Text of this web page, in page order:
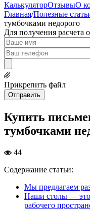
КалькуляторОтзывыО
Главная/Полезные
тумбочками недорого
Для получения расчета
Прикрепить файл
Отправить
Купить
тумбочками
44
Содержание статьи:
Мы предлагаем
Наши столы — это
рабочего